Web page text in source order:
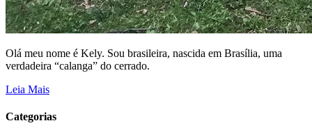
Olá meu nome é Kely. Sou brasileira, nascida em Brasília, uma
verdadeira “calanga” do cerrado.
Leia Mais
Categorias